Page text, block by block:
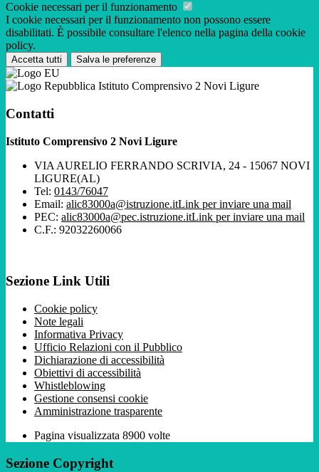
Cookie necessari per il funzionamento
I cookie necessari per il funzionamento non possono essere
disabilitati. È possibile consultare l'elenco nella pagina della cookie
policy.
Accetta tutti Salva le preferenze
Istituto Comprensivo 2 Novi Ligure
Contatti
Istituto Comprensivo 2 Novi Ligure
VIA AURELIO FERRANDO SCRIVIA, 24 - 15067 NOVI
LIGURE(AL)
Tel: 0143/76047
Email: alic83000a@istruzione.itLink per inviare una mail
PEC: alic83000a@pec.istruzione.itLink per inviare una mail
C.F.: 92032260066
Sezione Link Utili
Cookie policy
Note legali
Informativa Privacy
Ufficio Relazioni con il Pubblico
Dichiarazione di accessibilità
Obiettivi di accessibilità
Whistleblowing
Gestione consensi cookie
Amministrazione trasparente
Pagina visualizzata 8900 volte
Sezione Copyright